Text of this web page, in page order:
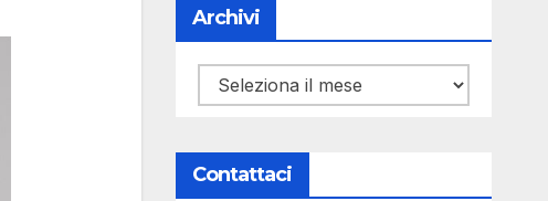
Archivi
Archivi
Contattaci